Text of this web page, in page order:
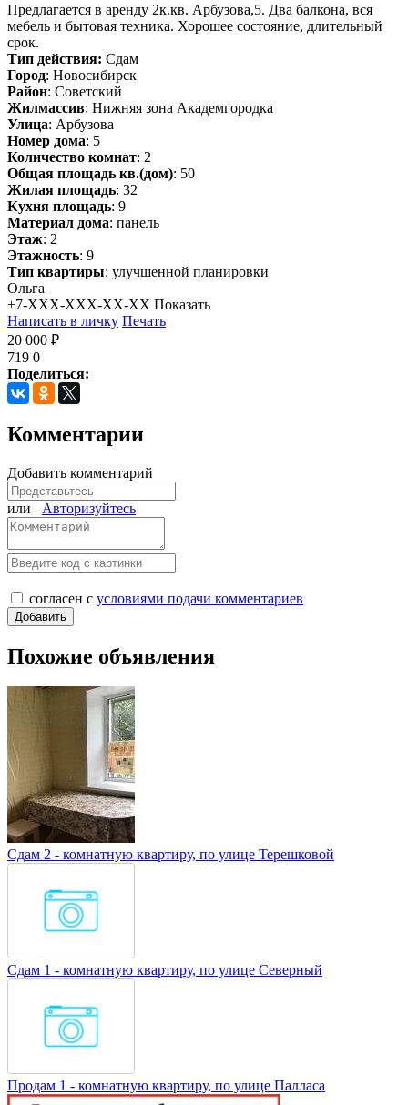
Предлагается в аренду 2к.кв. Арбузова,5. Два балкона, вся
мебель и бытовая техника. Хорошее состояние, длительный
срок.
Тип действия: Сдам
Город: Новосибирск
Район: Советский
Жилмассив: Нижняя зона Академгородка
Улица: Арбузова
Номер дома: 5
Количество комнат: 2
Общая площадь кв.(дом): 50
Жилая площадь: 32
Кухня площадь: 9
Материал дома: панель
Этаж: 2
Этажность: 9
Тип квартиры: улучшенной планировки
Ольга
+7-XXX-XXX-XX-XX Показать
Написать в личку Печать
20 000 ₽
719 0
Поделиться:
Комментарии
Добавить комментарий
или Авторизуйтесь
согласен с условиями подачи комментариев
Похожие объявления
Сдам 2 - комнатную квартиру, по улице Терешковой
Сдам 1 - комнатную квартиру, по улице Северный
Продам 1 - комнатную квартиру, по улице Палласа